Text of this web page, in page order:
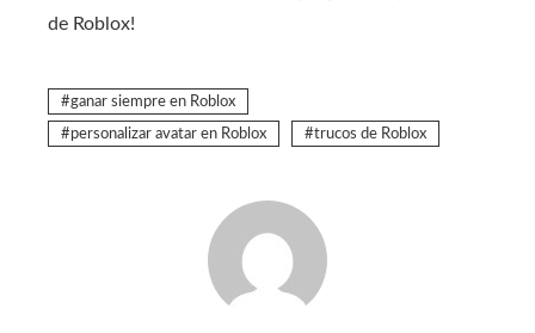
de Roblox!
ganar siempre en Roblox
personalizar avatar en Roblox trucos de Roblox